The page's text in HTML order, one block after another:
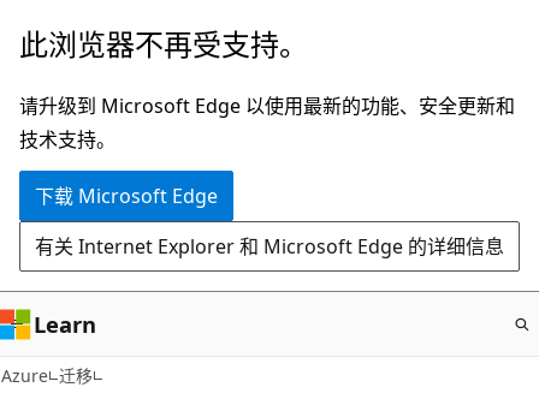
跳
主
要
内
此浏览器不再受支持。
请升级到 Microsoft Edge 以使用最新的功能、安全更新和
技术支持。
下载 Microsoft Edge
有关 Internet Explorer 和 Microsoft Edge 的详细信息
Learn
Azure 迁移